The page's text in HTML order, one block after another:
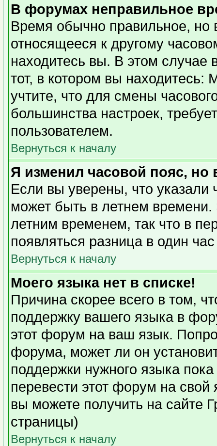
В форумах неправильное
Время обычно правильное, но
относящееся к другому
находитесь вы. В этом случае
тот, в котором вы находитесь:
учтите, что для смены
большинства настроек,
пользователем.
Вернуться к началу
Я изменил часовой пояс, но
Если вы уверены, что указали
может быть в летнем
летним временем, так что в
появляться разница в один
Вернуться к началу
Моего языка нет в списке!
Причина скорее всего в том,
поддержку вашего языка в
этот форум на ваш язык.
форума, может ли он
поддержки нужного языка
перевести этот форум на
вы можете получить на сайте
страницы)
Вернуться к началу